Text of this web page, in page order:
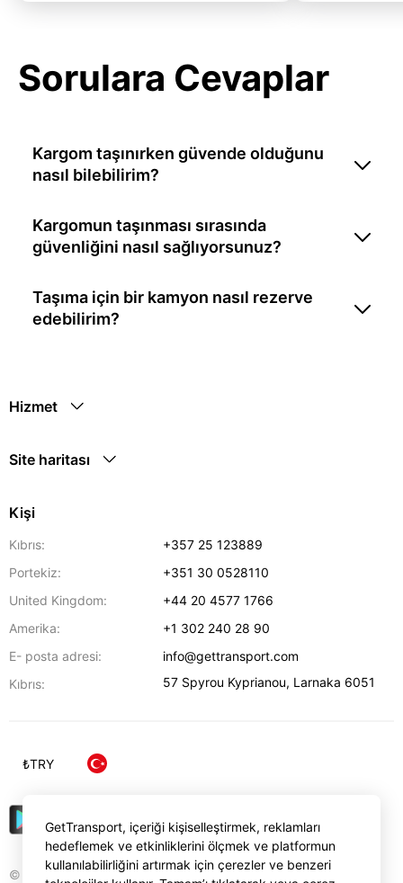
Sorulara Cevaplar
Kargom taşınırken güvende olduğunu
nasıl bilebilirim?
Kargomun taşınması sırasında
güvenliğini nasıl sağlıyorsunuz?
Taşıma için bir kamyon nasıl rezerve
edebilirim?
Hizmet
Site haritası
Kişi
Kıbrıs:
+357 25 123889
Portekiz:
+351 30 0528110
United Kingdom:
+44 20 4577 1766
Amerika:
+1 302 240 28 90
E- posta adresi:
info@gettransport.com
Kıbrıs:
57 Spyrou Kyprianou, Larnaka 6051
© Gettransport International Limited. GetTransport®
₺TRY
GetTransport, içeriği kişiselleştirmek, reklamları
hedeflemek ve etkinliklerini ölçmek ve platformun
kullanılabilirliğini artırmak için çerezler ve benzeri